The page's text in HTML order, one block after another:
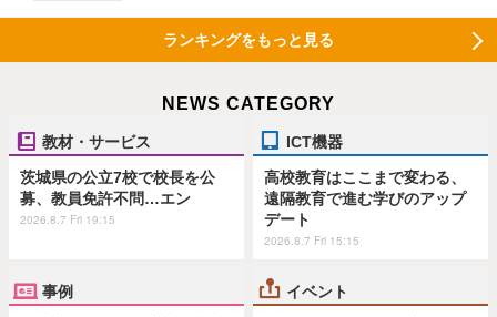
ランキングをもっと見る
NEWS CATEGORY
教材・サービス
茨城県の公立7校で校長を公
募、教員免許不問…エン
2026.8.7 Fri 19:15
ICT機器
高校教育はここまで変わる、
遠隔教育で進む学びのアップ
デート
2026.8.7 Fri 15:15
事例 イベント